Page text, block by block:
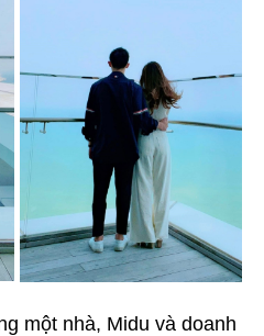
một nhà, Midu và doanh